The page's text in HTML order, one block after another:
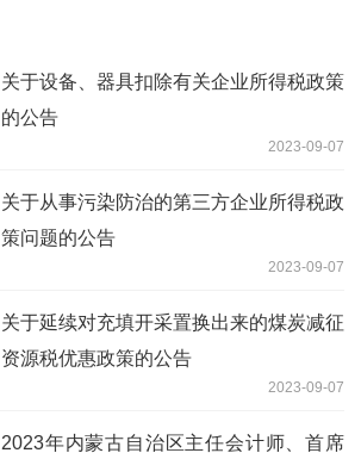
关于设备、器具扣除有关企业所得税政策
的公告
2023-09-07
关于从事污染防治的第三方企业所得税政
策问题的公告
2023-09-07
关于延续对充填开采置换出来的煤炭减征
资源税优惠政策的公告
2023-09-07
2023年内蒙古自治区主任会计师、首席